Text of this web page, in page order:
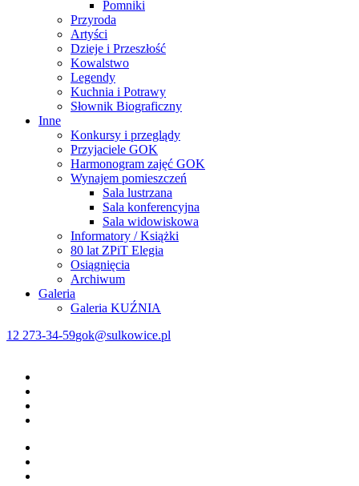
Pomniki
Przyroda
Artyści
Dzieje i Przeszłość
Kowalstwo
Legendy
Kuchnia i Potrawy
Słownik Biograficzny
Inne
Konkursy i przeglądy
Przyjaciele GOK
Harmonogram zajęć GOK
Wynajem pomieszczeń
Sala lustrzana
Sala konferencyjna
Sala widowiskowa
Informatory / Książki
80 lat ZPiT Elegia
Osiągnięcia
Archiwum
Galeria
Galeria KUŹNIA
12 273-34-59gok@sulkowice.pl